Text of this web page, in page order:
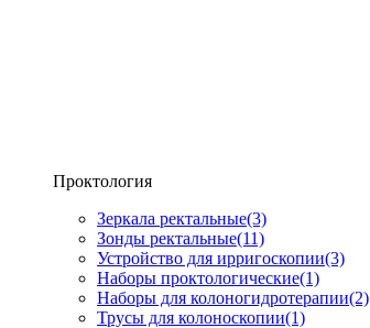
Проктология
Зеркала ректальные(3)
Зонды ректальные(11)
Устройство для ирригоскопии(3)
Наборы проктологические(1)
Наборы для колоногидротерапии(2)
Трусы для колоноскопии(1)